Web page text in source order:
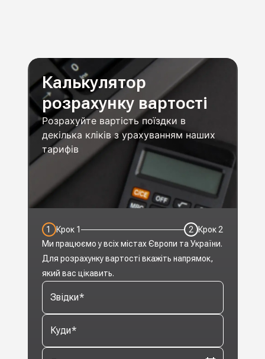
Калькулятор
розрахунку вартості
Розрахуйте вартість поїздки в
декілька кліків з урахуванням наших
тарифів
1 Крок1 2 Крок 2
Ми працюємо у всіх містах Європи та України.
Для розрахунку вартості вкажіть напрямок,
який вас цікавить.
Звідки*
Куди*